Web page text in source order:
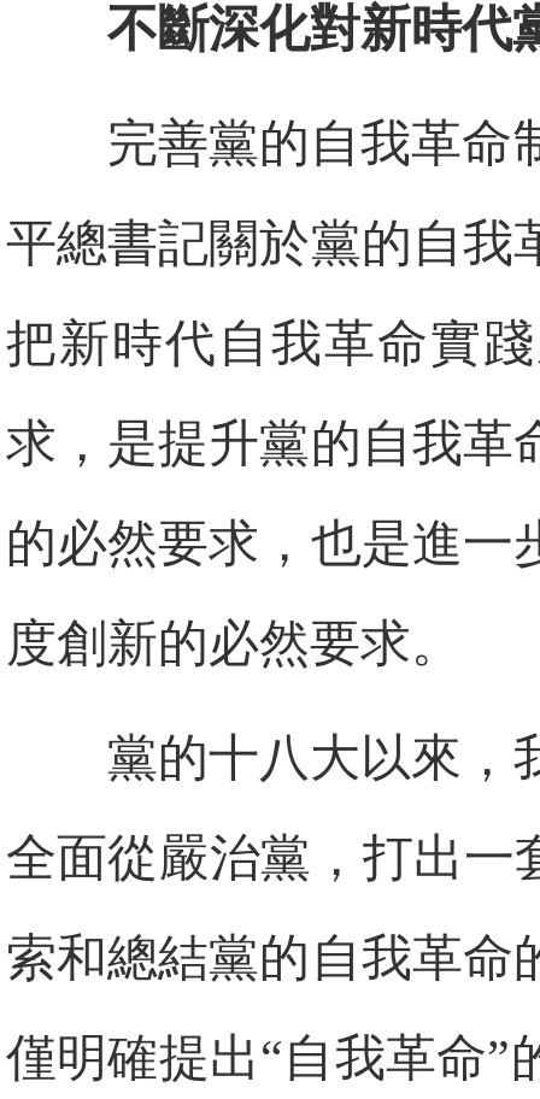
不斷深化對新時代
完善黨的自我革命
平總書記關於黨的自我
把新時代自我革命實
求，是提升黨的自我革
的必然要求，也是進一
度創新的必然要求。
黨的十八大以來，
全面從嚴治黨，打出一
索和總結黨的自我革命
僅明確提出“自我革命”